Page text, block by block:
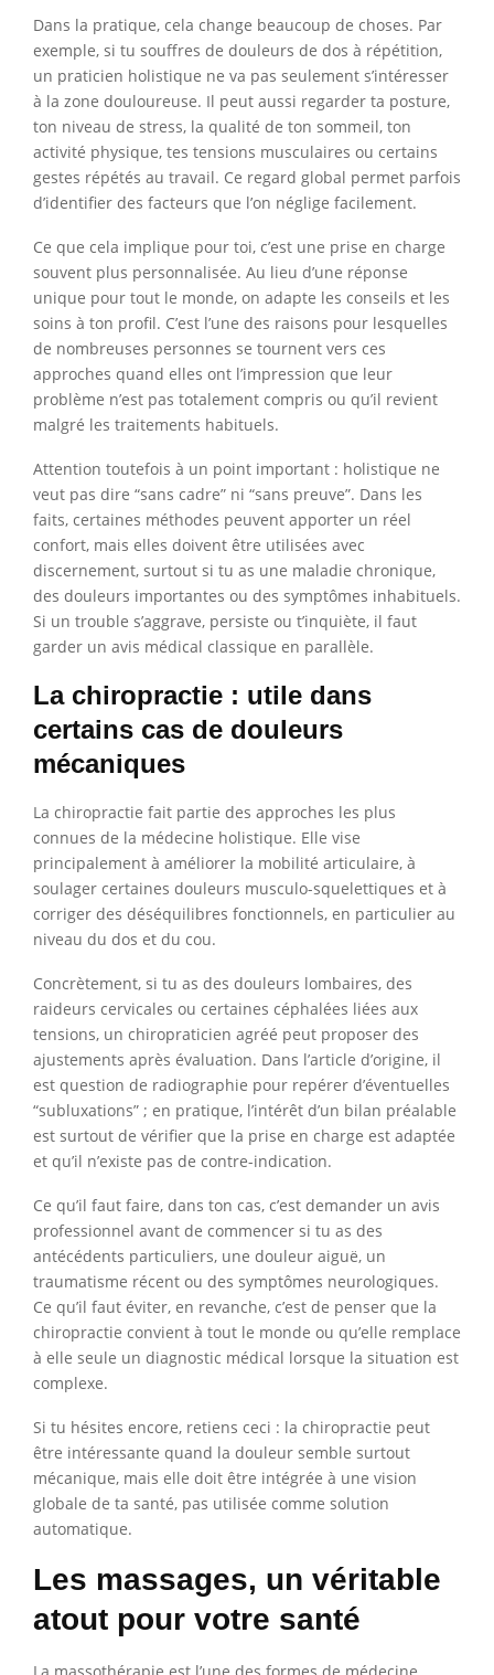
Dans la pratique, cela change beaucoup de choses. Par
exemple, si tu souffres de douleurs de dos à répétition,
un praticien holistique ne va pas seulement s’intéresser
à la zone douloureuse. Il peut aussi regarder ta posture,
ton niveau de stress, la qualité de ton sommeil, ton
activité physique, tes tensions musculaires ou certains
gestes répétés au travail. Ce regard global permet parfois
d’identifier des facteurs que l’on néglige facilement.
Ce que cela implique pour toi, c’est une prise en charge
souvent plus personnalisée. Au lieu d’une réponse
unique pour tout le monde, on adapte les conseils et les
soins à ton profil. C’est l’une des raisons pour lesquelles
de nombreuses personnes se tournent vers ces
approches quand elles ont l’impression que leur
problème n’est pas totalement compris ou qu’il revient
malgré les traitements habituels.
Attention toutefois à un point important : holistique ne
veut pas dire “sans cadre” ni “sans preuve”. Dans les
faits, certaines méthodes peuvent apporter un réel
confort, mais elles doivent être utilisées avec
discernement, surtout si tu as une maladie chronique,
des douleurs importantes ou des symptômes inhabituels.
Si un trouble s’aggrave, persiste ou t’inquiète, il faut
garder un avis médical classique en parallèle.
La chiropractie : utile dans
certains cas de douleurs
mécaniques
La chiropractie fait partie des approches les plus
connues de la médecine holistique. Elle vise
principalement à améliorer la mobilité articulaire, à
soulager certaines douleurs musculo-squelettiques et à
corriger des déséquilibres fonctionnels, en particulier au
niveau du dos et du cou.
Concrètement, si tu as des douleurs lombaires, des
raideurs cervicales ou certaines céphalées liées aux
tensions, un chiropraticien agréé peut proposer des
ajustements après évaluation. Dans l’article d’origine, il
est question de radiographie pour repérer d’éventuelles
“subluxations” ; en pratique, l’intérêt d’un bilan préalable
est surtout de vérifier que la prise en charge est adaptée
et qu’il n’existe pas de contre-indication.
Ce qu’il faut faire, dans ton cas, c’est demander un avis
professionnel avant de commencer si tu as des
antécédents particuliers, une douleur aiguë, un
traumatisme récent ou des symptômes neurologiques.
Ce qu’il faut éviter, en revanche, c’est de penser que la
chiropractie convient à tout le monde ou qu’elle remplace
à elle seule un diagnostic médical lorsque la situation est
complexe.
Si tu hésites encore, retiens ceci : la chiropractie peut
être intéressante quand la douleur semble surtout
mécanique, mais elle doit être intégrée à une vision
globale de ta santé, pas utilisée comme solution
automatique.
Les massages, un véritable
atout pour votre santé